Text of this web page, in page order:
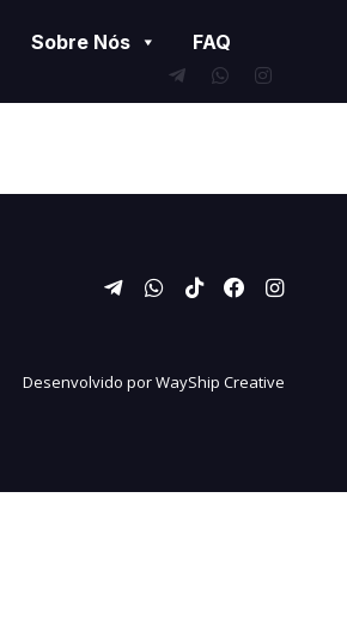
Sobre Nós FAQ
Desenvolvido porWayShip Creative